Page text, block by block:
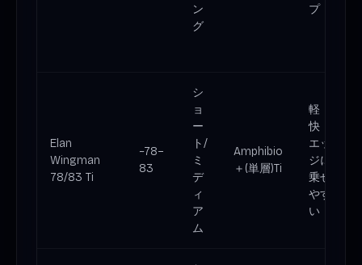
ン
グ
プ
Elan
Wingman
78/83 Ti
~78–
83
シ
ョ
ー
ト/
ミ
デ
ィ
ア
ム
Amphibio
＋(単層)Ti
軽
快・
エッ
ジに
乗せ
やす
い